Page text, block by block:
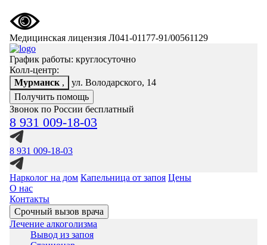
Медицинская лицензия Л041-01177-91/00561129
График работы: круглосуточно
Колл-центр:
Мурманск ,
ул. Володарского, 14
Получить помощь
Звонок по России бесплатный
8 931 009-18-03
8 931 009-18-03
Нарколог на дом Капельница от запоя Цены
О нас
Контакты
Срочный вызов врача
Лечение алкоголизма
Вывод из запоя